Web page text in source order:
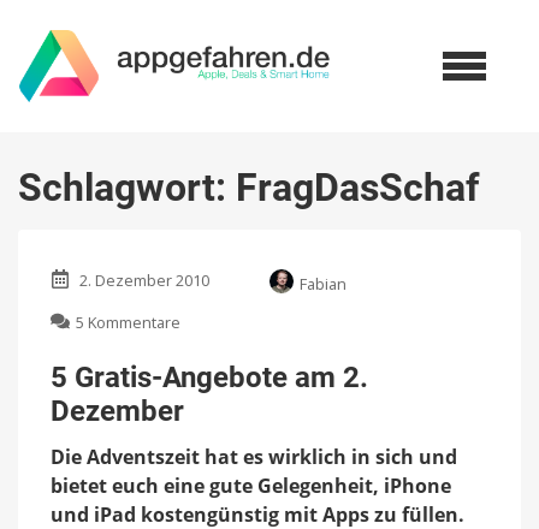
Schlagwort: FragDasSchaf
2. Dezember 2010
Fabian
5 Kommentare
Gratis-
Angebote
am
Dezember
5 Gratis-Angebote am 2.
Dezember
Die Adventszeit hat es wirklich in sich und
bietet euch eine gute Gelegenheit, iPhone
und iPad kostengünstig mit Apps zu füllen.